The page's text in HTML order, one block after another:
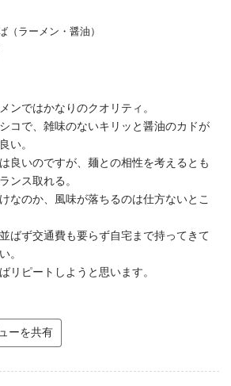
（ラーメン・醤油）
ンではかなりのクオリティ。
コで、雑味のないキリッと醤油のカドが
い。
良いのですが、麺との相性を考えるとも
ンス取れる。
なのか、風味が落ちるのは仕方ないとこ
ばず交通費も要らず自宅まで持ってきて
。
リピートしようと思います。
ーを共有